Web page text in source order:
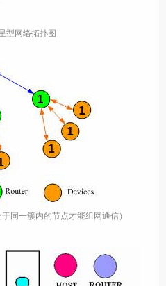
型网络拓扑图
同一簇内的节点才能组网通信）